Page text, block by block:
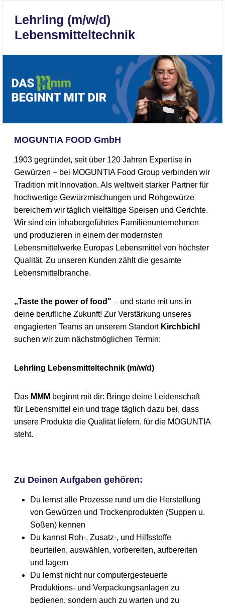
Lehrling (m/w/d)
Lebensmitteltechnik
MOGUNTIA FOOD GmbH
1903 gegründet, seit über 120 Jahren Expertise in
Gewürzen – bei MOGUNTIA Food Group verbinden wir
Tradition mit Innovation. Als weltweit starker Partner für
hochwertige Gewürzmischungen und Rohgewürze
bereichern wir täglich vielfältige Speisen und Gerichte.
Wir sind ein inhabergeführtes Familienunternehmen
und produzieren in einem der modernsten
Lebensmittelwerke Europas Lebensmittel von höchster
Qualität. Zu unseren Kunden zählt die gesamte
Lebensmittelbranche.
„Taste the power of food" – und starte mit uns in
deine berufliche Zukunft! Zur Verstärkung unseres
engagierten Teams an unserem Standort Kirchbichl
suchen wir zum nächstmöglichen Termin:
Lehrling Lebensmitteltechnik (m/w/d)
Das MMM beginnt mit dir: Bringe deine Leidenschaft
für Lebensmittel ein und trage täglich dazu bei, dass
unsere Produkte die Qualität liefern, für die MOGUNTIA
steht.
Zu Deinen Aufgaben gehören:
Du lernst alle Prozesse rund um die Herstellung
von Gewürzen und Trockenprodukten (Suppen u.
Soßen) kennen
Du kannst Roh-, Zusatz-, und Hilfsstoffe
beurteilen, auswählen, vorbereiten, aufbereiten
und lagern
Du lernst nicht nur computergesteuerte
Produktions- und Verpackungsanlagen zu
bedienen, sondern auch zu warten und zu